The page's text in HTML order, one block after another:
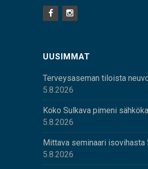
UUSIMMAT
Terveysaseman tiloista
5.8.2026
Koko Sulkava pimeni
5.8.2026
Mittava seminaari isovihasta
5.8.2026